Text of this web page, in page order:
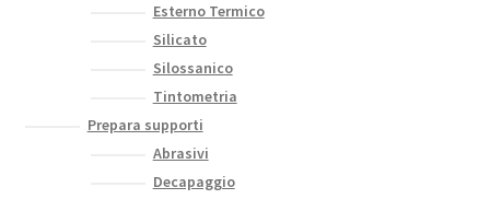
Esterno Termico
Silicato
Silossanico
Tintometria
Prepara supporti
Abrasivi
Decapaggio